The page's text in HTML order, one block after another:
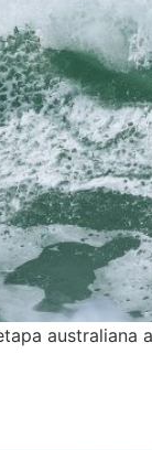
australiana